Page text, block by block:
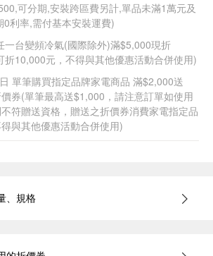
可分期,安裝跨區費另計,單品未滿1萬元及
0利率,需付基本安裝運費)
一台變頻冷氣(國際除外)滿$5,000現折
折10,000元，不得與其他優惠活動合併使用)
單筆購買指定品牌家電商品 滿$2,000送
券(單筆最高送$1,000，請注意訂單如使用
符贈送資格，贈送之折價券消費家電指定品
與其他優惠活動合併使用)
、規格